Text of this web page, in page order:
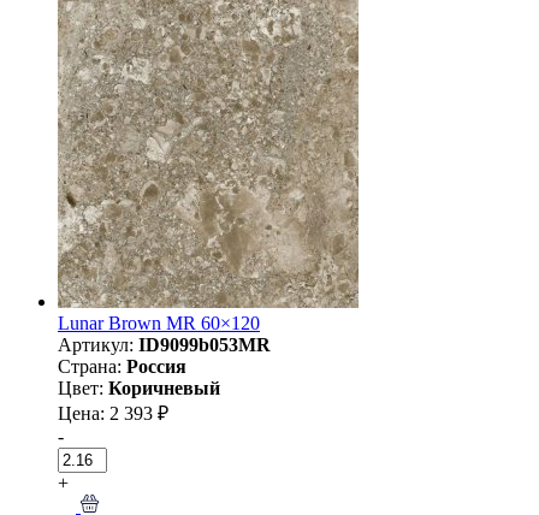
Lunar Brown MR 60×120
Артикул: ID9099b053MR
Страна: Россия
Цвет: Коричневый
Цена: 2 393 ₽
-
+